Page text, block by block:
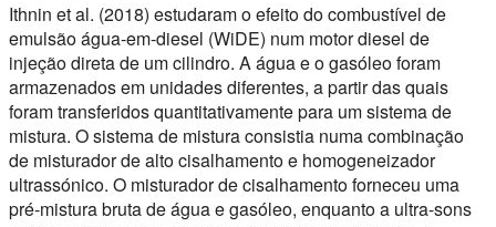
Ithnin et al. (2018) estudaram o efeito do combustível de
emulsão água-em-diesel (WiDE) num motor diesel de
injeção direta de um cilindro. A água e o gasóleo foram
armazenados em unidades diferentes, a partir das quais
foram transferidos quantitativamente para um sistema de
mistura. O sistema de mistura consistia numa combinação
de misturador de alto cisalhamento e homogeneizador
ultrassónico. O misturador de cisalhamento forneceu uma
pré-mistura bruta de água e gasóleo, enquanto a ultra-sons